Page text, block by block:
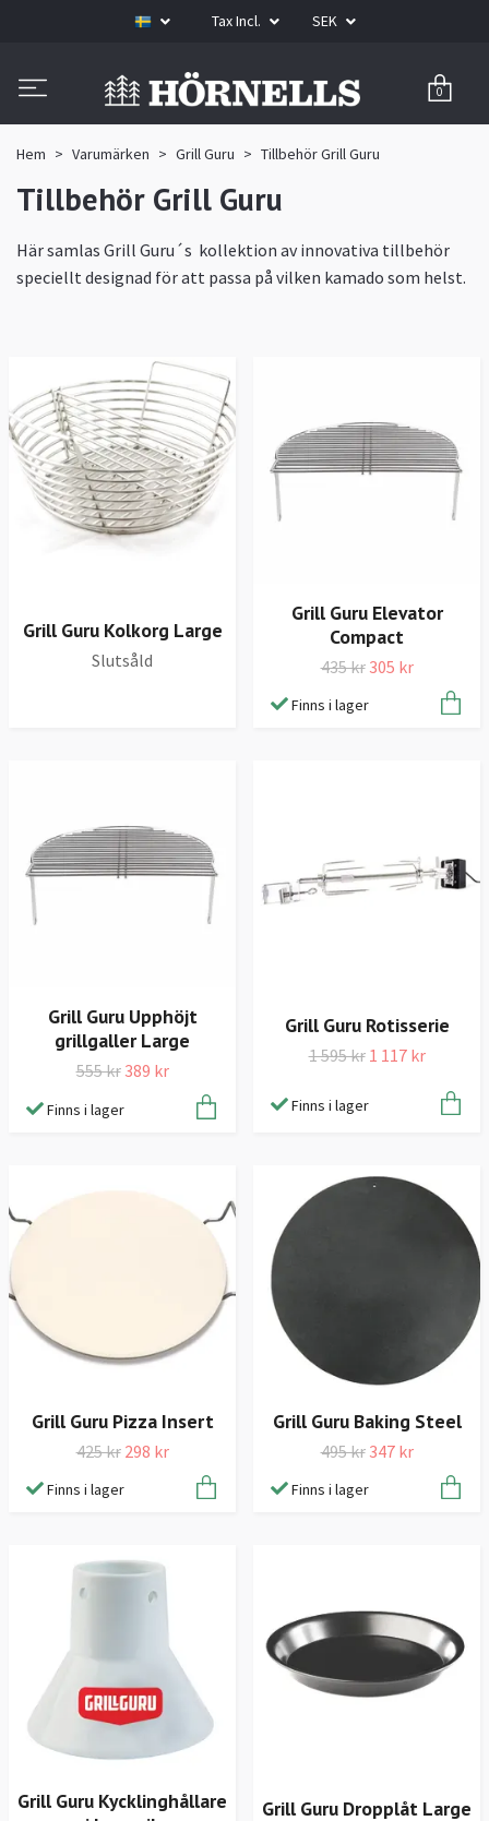
Tax Incl. SEK
0
Hem Varumärken Grill Guru Tillbehör Grill Guru
Tillbehör Grill Guru
Här samlas Grill Guru´s kollektion av innovativa tillbehör
speciellt designad för att passa på vilken kamado som helst.
Grill Guru Kolkorg Large
Slutsåld
Grill Guru Elevator
Compact
435 kr 305 kr
Finns i lager
Grill Guru Upphöjt
grillgaller Large
555 kr 389 kr
Finns i lager
Grill Guru Rotisserie
1 595 kr 1 117 kr
Finns i lager
Grill Guru Pizza Insert
425 kr 298 kr
Finns i lager
Grill Guru Baking Steel
495 kr 347 kr
Finns i lager
Grill Guru Kycklinghållare
Grill Guru Dropplåt Large